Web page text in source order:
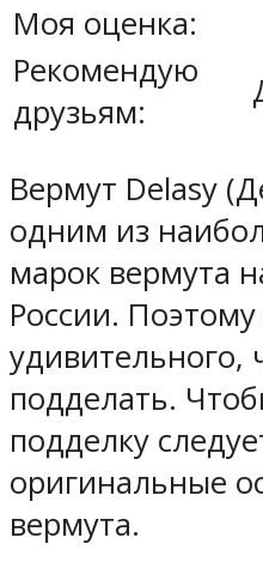
Моя оценка:
Рекомендую
друзьям:
Вермут Delasy
одним из
марок вермута
России.
удивительного,
подделать.
подделку
оригинальные
вермута.